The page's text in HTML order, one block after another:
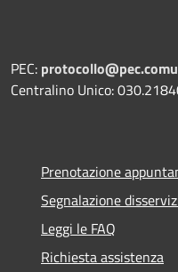
PEC:
Centralino Unico:
Prenotazione
Segnalazione
Leggi le FAQ
Richiesta assistenza